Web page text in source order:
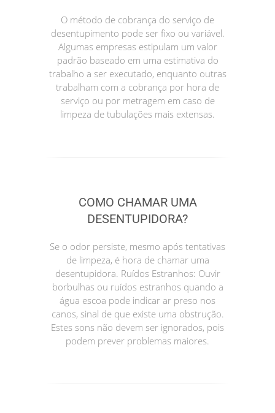
O método de cobrança do serviço de
desentupimento pode ser fixo ou variável.
Algumas empresas estipulam um valor
padrão baseado em uma estimativa do
trabalho a ser executado, enquanto outras
trabalham com a cobrança por hora de
serviço ou por metragem em caso de
limpeza de tubulações mais extensas.
COMO CHAMAR UMA
DESENTUPIDORA?
Se o odor persiste, mesmo após tentativas
de limpeza, é hora de chamar uma
desentupidora. Ruídos Estranhos: Ouvir
borbulhas ou ruídos estranhos quando a
água escoa pode indicar ar preso nos
canos, sinal de que existe uma obstrução.
Estes sons não devem ser ignorados, pois
podem prever problemas maiores.